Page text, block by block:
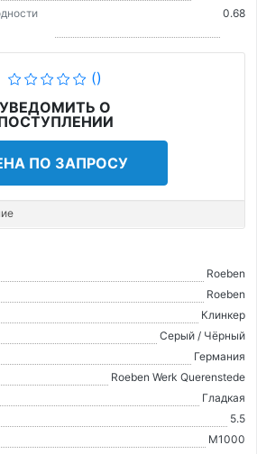
0.68
()
УВЕДОМИТЬ О
ПО ЗАПРОСУ
Roeben
Roeben
Клинкер
Серый / Чёрный
Германия
Roeben Werk Querenstede
Гладкая
5.5
М1000